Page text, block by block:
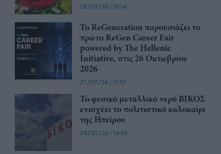
28/07/26 | 15:14
Το ReGeneration παρουσιάζει το
πρώτο ReGen Career Fair
powered by The Hellenic
Initiative, στις 26 Οκτωβρίου
2026
27/07/26 | 13:57
Το φυσικό μεταλλικό νερό ΒΙΚΟΣ
ενισχύει το πολιτιστικό καλοκαίρι
της Ηπείρου
24/07/26 | 16:45